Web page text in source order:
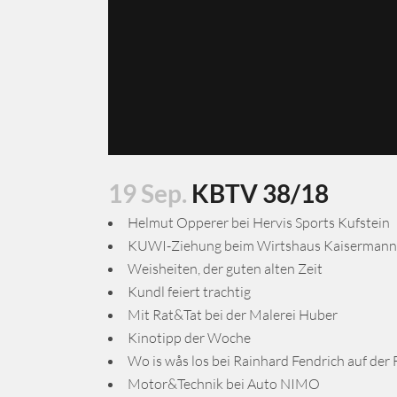
19 Sep. KBTV 38/18
Helmut Opperer bei Hervis Sports Kufstein
KUWI-Ziehung beim Wirtshaus
Weisheiten, der guten alten Zeit
Kundl feiert trachtig
Mit Rat&Tat bei der Malerei Huber
Kinotipp der Woche
Wo is wås los bei Rainhard Fendrich auf der
Motor&Technik bei Auto NIMO